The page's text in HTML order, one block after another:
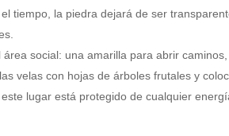
tiempo, la piedra dejará de ser
social: una amarilla para abrir
velas con hojas de árboles frutales y
lugar está protegido de cualquier